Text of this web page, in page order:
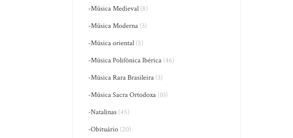
-Música Medieval (8)
-Música Moderna (3)
-Música oriental (5)
-Música Polifônica Ibérica (46)
-Música Rara Brasileira (3)
-Música Sacra Ortodoxa (10)
-Natalinas (45)
-Obituário (20)